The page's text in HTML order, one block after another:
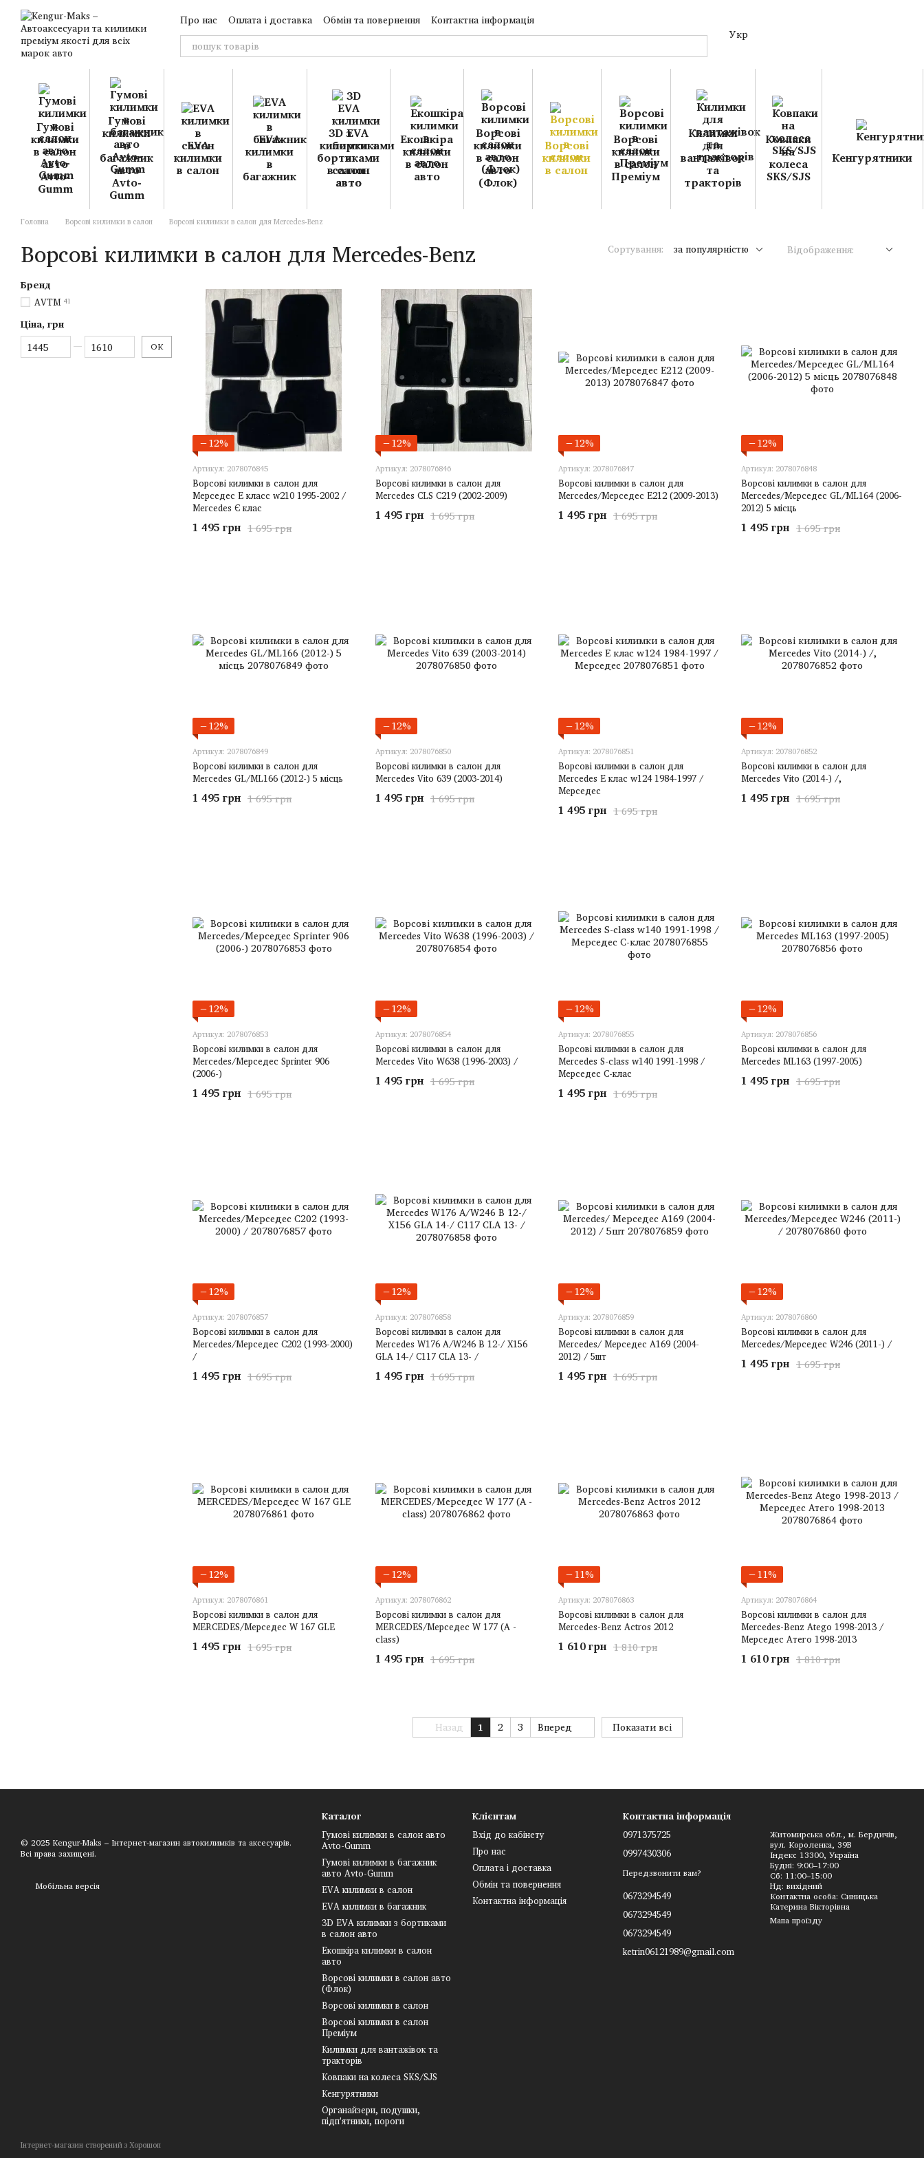
Перейти до основного контенту
Про нас Оплата і доставка Обмін та повернення
Контактна інформація
Укр
Гумові
килимки
в салон
авто
Avto-
Gumm
Гумові
килимки
в
багажник
авто
Avto-
Gumm
EVA
килимки
в салон
EVA
килимки
в
багажник
3D EVA
килимки з
бортиками
в салон
авто
Екошкіра
килимки
в салон
авто
Ворсові
килимки
в салон
авто
(Флок)
Ворсові
килимки
в салон
Ворсові
килимки
в салон
Преміум
Килимки
для
вантажівок
та
тракторів
Ковпаки
на
колеса
SKS/SJS
Кенгурятники
Головна Ворсові килимки в салон Ворсові килимки в салон для Mercedes-Benz
Ворсові килимки в салон для Mercedes-Benz Сортування: за популярністю Відображення:
−12%
Артикул: 2078076845
Ворсові килимки в салон для
Мерседес Е класс w210 1995-2002 /
Mercedes Є клас
1 695 грн
1 495 грн
−12%
Артикул: 2078076846
Ворсові килимки в салон для
Mercedes CLS C219 (2002-2009)
1 695 грн
1 495 грн
−12%
Артикул: 2078076847
Ворсові килимки в салон для
Mercedes/Мерседес E212 (2009-2013)
1 695 грн
1 495 грн
−12%
Артикул: 2078076848
Ворсові килимки в салон для
Mercedes/Мерседес GL/ML164 (2006-
2012) 5 місць
1 695 грн
1 495 грн
−12%
Артикул: 2078076849
Ворсові килимки в салон для
Mercedes GL/ML166 (2012-) 5 місць
1 695 грн
1 495 грн
−12%
Артикул: 2078076850
Ворсові килимки в салон для
Mercedes Vito 639 (2003-2014)
1 695 грн
1 495 грн
−12%
Артикул: 2078076851
Ворсові килимки в салон для
Mercedes E клас w124 1984-1997 /
Мерседес
1 695 грн
1 495 грн
−12%
Артикул: 2078076852
Ворсові килимки в салон для
Mercedes Vito (2014-) /,
1 695 грн
1 495 грн
−12%
Артикул: 2078076853
Ворсові килимки в салон для
Mercedes/Мерседес Sprinter 906
(2006-)
1 695 грн
1 495 грн
−12%
Артикул: 2078076854
Ворсові килимки в салон для
Mercedes Vito W638 (1996-2003) /
1 695 грн
1 495 грн
−12%
Артикул: 2078076855
Ворсові килимки в салон для
Mercedes S-class w140 1991-1998 /
Мерседес С-клас
1 695 грн
1 495 грн
−12%
Артикул: 2078076856
Ворсові килимки в салон для
Mercedes ML163 (1997-2005)
1 695 грн
1 495 грн
−12%
Артикул: 2078076857
Ворсові килимки в салон для
Mercedes/Мерседес C202 (1993-2000)
/
1 695 грн
1 495 грн
−12%
Артикул: 2078076858
Ворсові килимки в салон для
Mercedes W176 A/W246 B 12-/ X156
GLA 14-/ C117 CLA 13- /
1 695 грн
1 495 грн
−12%
Артикул: 2078076859
Ворсові килимки в салон для
Mercedes/ Мерседес A169 (2004-
2012) / 5шт
1 695 грн
1 495 грн
−12%
Артикул: 2078076860
Ворсові килимки в салон для
Mercedes/Мерседес W246 (2011-) /
1 695 грн
1 495 грн
−12%
Артикул: 2078076861
Ворсові килимки в салон для
MERCEDES/Мерседес W 167 GLE
1 695 грн
1 495 грн
−12%
Артикул: 2078076862
Ворсові килимки в салон для
MERCEDES/Мерседес W 177 (A -
class)
1 695 грн
1 495 грн
−11%
Артикул: 2078076863
Ворсові килимки в салон для
Mercedes-Benz Actros 2012
1 810 грн
1 610 грн
−11%
Артикул: 2078076864
Ворсові килимки в салон для
Mercedes-Benz Atego 1998-2013 /
Мерседес Атего 1998-2013
1 810 грн
1 610 грн
Назад 1 2 3 Вперед Показати всі
Бренд
AVTM 41
Ціна, грн
Від Ціна, грн
До Ціна, грн ОК
© 2025 Kengur-Maks – Інтернет-магазин автокилимків та аксесуарів.
Всі права захищені.
Мобільна версія
Інтернет-магазин створений з Хорошоп
Каталог
Гумові килимки в салон авто
Avto-Gumm
Гумові килимки в багажник
авто Avto-Gumm
EVA килимки в салон
EVA килимки в багажник
3D EVA килимки з бортиками
в салон авто
Екошкіра килимки в салон
авто
Ворсові килимки в салон авто
(Флок)
Ворсові килимки в салон
Ворсові килимки в салон
Преміум
Килимки для вантажівок та
тракторів
Ковпаки на колеса SKS/SJS
Кенгурятники
Органайзери, подушки,
підп'ятники, пороги
Клієнтам
Вхід до кабінету
Про нас
Оплата і доставка
Обмін та повернення
Контактна інформація
Контактна інформація
0971375725
0997430306
Передзвонити вам?
0673294549
0673294549
0673294549
ketrin06121989@gmail.com
Житомирська обл., м. Бердичів,
вул. Короленка, 39В
Індекс 13300, Україна
Будні: 9:00–17:00
Сб: 11:00–15:00
Нд: вихідний
Контактна особа: Синицька
Катерина Вікторівна
Мапа проїзду